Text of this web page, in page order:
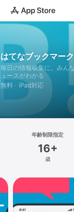
はてなブックマーク
毎日の情報収集に。みん
ュースがわかる
無料 · iPad対応
年齢制限指定
16+
歳